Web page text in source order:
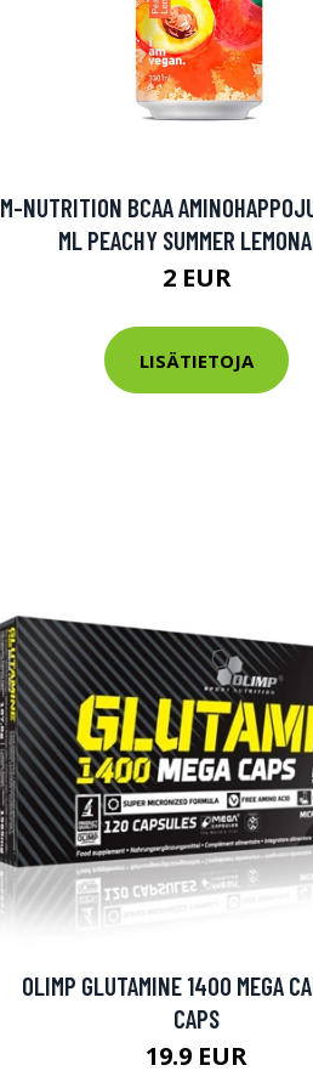
M-NUTRITION BCAA
ML PEACHY SUMMER
2 EUR
LISÄTIETOJA
OLIMP GLUTAMINE 1400 MEGA
CAPS
19.9 EUR